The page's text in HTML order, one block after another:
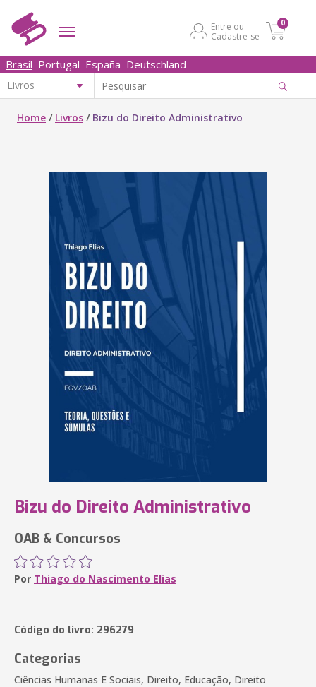
Entre ou
Cadastre-se
0
Brasil Portugal España Deutschland
Home / Livros / Bizu do Direito Administrativo
Bizu do Direito Administrativo
OAB & Concursos
Por Thiago do Nascimento Elias
Código do livro: 296279
Categorias
Ciências Humanas E Sociais, Direito, Educação, Direito